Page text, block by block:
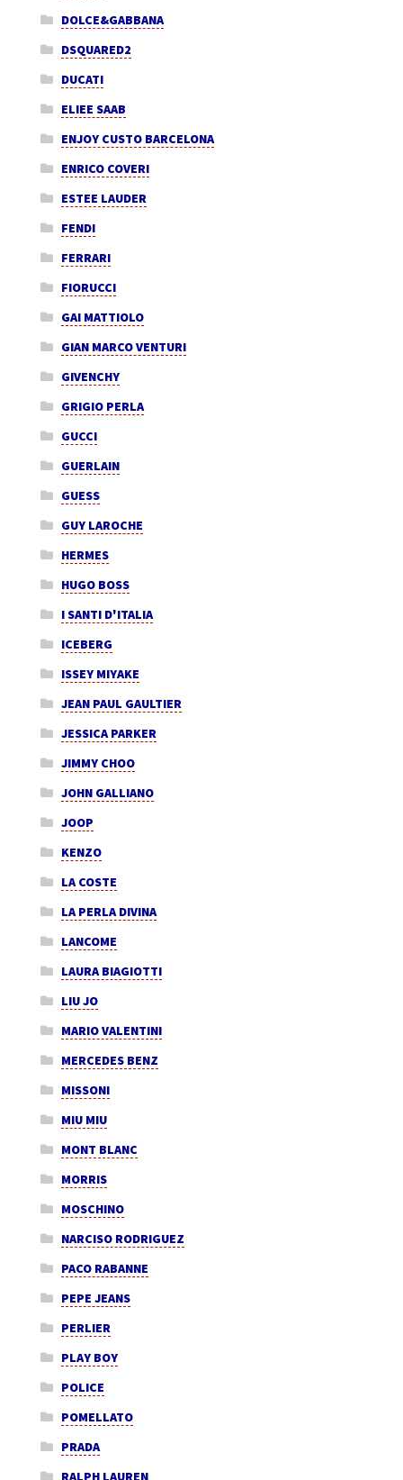
DOLCE&GABBANA
DSQUARED2
DUCATI
ELIEE SAAB
ENJOY CUSTO BARCELONA
ENRICO COVERI
ESTEE LAUDER
FENDI
FERRARI
FIORUCCI
GAI MATTIOLO
GIAN MARCO VENTURI
GIVENCHY
GRIGIO PERLA
GUCCI
GUERLAIN
GUESS
GUY LAROCHE
HERMES
HUGO BOSS
I SANTI D'ITALIA
ICEBERG
ISSEY MIYAKE
JEAN PAUL GAULTIER
JESSICA PARKER
JIMMY CHOO
JOHN GALLIANO
JOOP
KENZO
LA COSTE
LA PERLA DIVINA
LANCOME
LAURA BIAGIOTTI
LIU JO
MARIO VALENTINI
MERCEDES BENZ
MISSONI
MIU MIU
MONT BLANC
MORRIS
MOSCHINO
NARCISO RODRIGUEZ
PACO RABANNE
PEPE JEANS
PERLIER
PLAY BOY
POLICE
POMELLATO
PRADA
RALPH LAUREN